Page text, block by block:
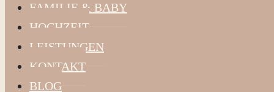
FAMILIE & BABY
HOCHZEIT
LEISTUNGEN
KONTAKT
BLOG